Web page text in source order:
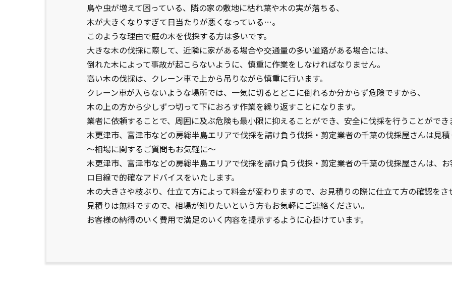
鳥や虫が増えて困っている、隣の家の敷地に枯れ葉や木の実が落ちる、
木が大きくなりすぎて日当たりが悪くなっている…。
このような理由で庭の木を伐採する方は多いです。
大きな木の伐採に際して、近隣に家がある場合や交通量の多い道路がある場合には、
倒れた木によって事故が起こらないように、慎重に作業をしなければなりません。
高い木の伐採は、クレーン車で上から吊りながら慎重に行います。
クレーン車が入らないような場所では、一気に切るとどこに倒れるか分からず危険ですから、
木の上の方から少しずつ切って下におろす作業を繰り返すことになります。
業者に依頼することで、周囲に及ぶ危険も最小限に抑えることができ、安全に伐採を行うことができ
木更津市、富津市などの房総半島エリアで伐採を請け負う伐採・剪定業者の千葉の伐採屋さんは見
～相場に関するご質問もお気軽に～
木更津市、富津市などの房総半島エリアで伐採を請け負う伐採・剪定業者の千葉の伐採屋さんは、
ロ目線で的確なアドバイスをいたします。
木の大きさや枝ぶり、仕立て方によって料金が変わりますので、お見積りの際に仕立て方の確認をさ
見積りは無料ですので、相場が知りたいという方もお気軽にご連絡ください。
お客様の納得のいく費用で満足のいく内容を提示するように心掛けています。